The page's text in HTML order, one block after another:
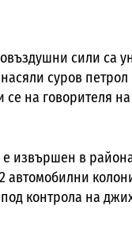
сили са
суров
на говорителя
извършен в
автомобилни
контрола на